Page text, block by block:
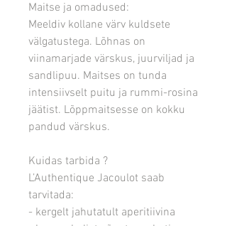
Maitse ja omadused:
Meeldiv kollane värv kuldsete
välgatustega. Lõhnas on
viinamarjade värskus, juurviljad ja
sandlipuu. Maitses on tunda
intensiivselt puitu ja rummi-rosina
jäätist. Lõppmaitsesse on kokku
pandud värskus.
Kuidas tarbida ?
L’Authentique Jacoulot saab
tarvitada:
- kergelt jahutatult aperitiivina